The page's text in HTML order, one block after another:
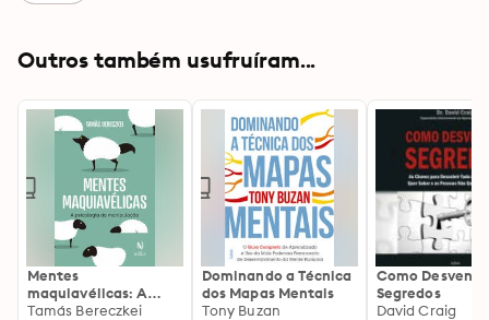
Outros também usufruíram...
Mentes
maquiavélicas: A
psicologia da
Tamás Bereczkei
Dominando a Técnica
dos Mapas Mentais
Tony Buzan
Como
Segredos
David Craig